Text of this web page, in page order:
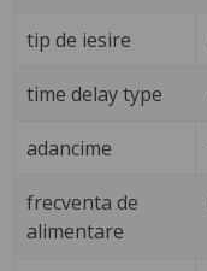
tip de iesire
time delay type
adancime
frecventa de
alimentare